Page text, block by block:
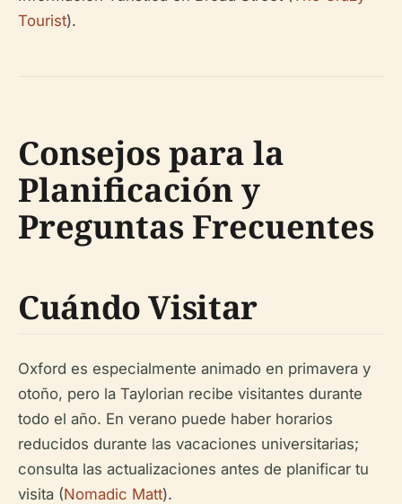
Tourist).
Consejos para la
Planificación y
Preguntas Frecuentes
Cuándo Visitar
Oxford es especialmente animado en primavera y
otoño, pero la Taylorian recibe visitantes durante
todo el año. En verano puede haber horarios
reducidos durante las vacaciones universitarias;
consulta las actualizaciones antes de planificar tu
visita (Nomadic Matt).